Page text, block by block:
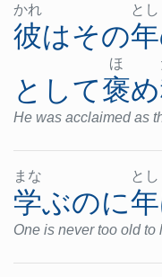
かれ
彼はその
とし
年
として
ほ
褒め
He was acclaimed as
まな
学ぶのに
とし
年
One is never too old to